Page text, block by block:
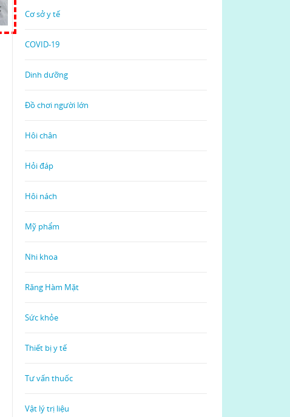
Cơ sở y tế
COVID-19
Dinh dưỡng
Đồ chơi người lớn
Hôi chân
Hỏi đáp
Hôi nách
Mỹ phẩm
Nhi khoa
Răng Hàm Mặt
Sức khỏe
Thiết bị y tế
Tư vấn thuốc
Vật lý trị liệu